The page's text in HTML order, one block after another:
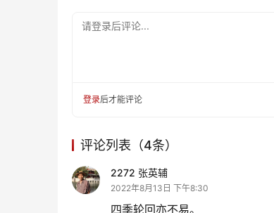
请登录后评论...
登录后才能评论
评论列表（4条）
2272 张英辅
2022年8月13日 下午8:30
四季轮回亦不易。